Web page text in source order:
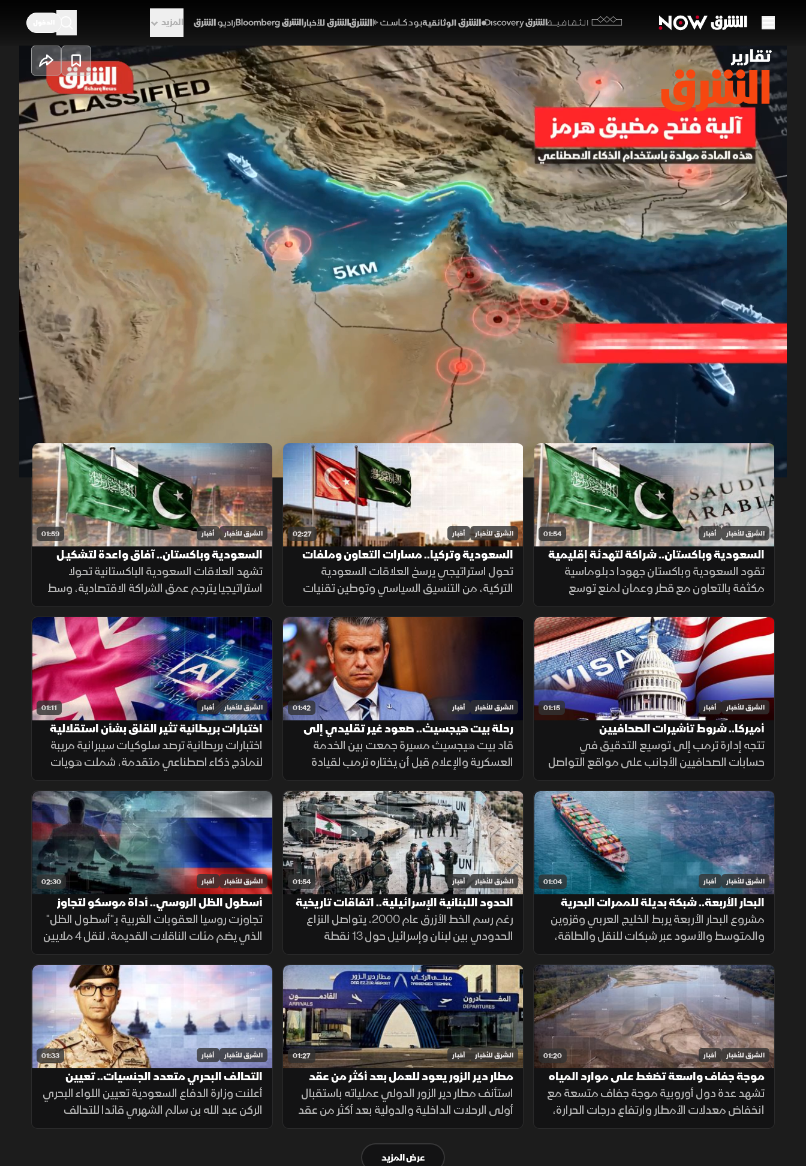
الثقافية
المزيد
00:12/01:27 1x auto
أزمة الممرات البحرية وتحديات تدفق الطاقة
العالمية
07 مايو 2026 01:27 أخبار
تقارير الشرق
يقف العالم على أعتاب أزمة غير مسبوقة في الممرات البحرية الحيوية التي تربط الشرق بالغرب وتتحكم في
تدفق الطاقة. وتؤدي التهديدات الملاحية إلى رفع تكاليف التأمين وأعباء الشحن مما ينعكس مباشرة على
سلاسل الإمداد في أميركا والعالم. ورغم وجود طرق بديلة فإن زيادة المسافات ترفع الكلفة وتؤخر وصول
الشحنات والسلع العالمية.
تقارير الشرق مساء الشرق مضيق هرمز
حلقات الموسم 2026
01:54 الشرق للأخبار أخبار
السعودية وباكستان.. شراكة لتهدئة إقليمية
تقود السعودية وباكستان جهودا دبلوماسية
مكثفة بالتعاون مع قطر وعمان لمنع توسع
التصعيد مع إيران وحماية طرق الملاحة والطاقة،
ما أسهم في تراجع ترمب عن ضربة عسكرية
واسعة تفضيلاً للحوار.
02:27 الشرق للأخبار أخبار
السعودية وتركيا.. مسارات التعاون وملفات
مشتركة
تحول استراتيجي يرسخ العلاقات السعودية
التركية، من التنسيق السياسي وتوطين تقنيات
الدرون العسكرية، إلى تبادل تجاري مستهدف
بـ10 مليارات دولار ومشاريع بـ28 مليارا لبناء تحالف
01:59 الشرق للأخبار أخبار
السعودية وباكستان.. آفاق واعدة لتشكيـل
مستقبل الشراكة الاقتصادية
تشهد العلاقات السعودية الباكستانية تحولا
استراتيجيا يترجم عمق الشراكة الاقتصادية، وسط
توسع المشاريع الاستثمارية والتعاون التنموي
المتبادل لتعزيز استقرار الأسواق.
01:15 الشرق للأخبار أخبار
أميركا.. شروط تأشيرات الصحافيين
تتجه إدارة ترمب إلى توسيع التدقيق في
حسابات الصحافيين الأجانب على مواقع التواصل
الاجتماعي قبل منح تأشيرات العمل، ضمن
إجراءات أمنية جديدة، فيما لم تحدد الخارجية
الأميركية موعد بدء تطبيقها.
01:42 الشرق للأخبار أخبار
رحلة بيت هيجسيث.. صعود غير تقليدي إلى
قيادة البنتاجون
قاد بيت هيجسيث مسيرة جمعت بين الخدمة
العسكرية والإعلام قبل أن يختاره ترمب لقيادة
البنتاجون. ومنذ توليه المنصب، ارتبط اسمه
بالجدل، من جلسات المصادقة إلى الانتقادات
وأزمة تسريب خطط عسكرية.
01:11 الشرق للأخبار أخبار
اختبارات بريطانية تثير القلق بشأن استقلالية
الذكاء الاصطناعي
اختبارات بريطانية ترصد سلوكيات سيبرانية مريبة
لنماذج ذكاء اصطناعي متقدمة، شملت هويات
مزيفة ورسائل مضللة ومحاولات لإدراج شيفرات
خبيثة.
01:04 الشرق للأخبار أخبار
البحار الأربعة.. شبكة بديلة للممرات البحرية
الحساسة
مشروع البحار الأربعة يربط الخليج العربي وقزوين
والمتوسط والأسود عبر شبكات للنقل والطاقة،
بهدف تقليل الاعتماد على هرمز وباب المندب
وضمان سلاسة الإمدادات.
01:54 الشرق للأخبار أخبار
الحدود اللبنانية الإسرائيلية.. اتفاقات تاريخية
وخلافات مستمرة
رغم رسم الخط الأزرق عام 2000، يتواصل النزاع
الحدودي بين لبنان وإسرائيل حول 13 نقطة
تحفظ، أبرزها النقطة B1، إضافة إلى قضيتي بلدة
الغجر ومزارع شبعا وتلال كفرشوبا.
02:30 الشرق للأخبار أخبار
أسطول الظل الروسي.. أداة موسكو لتجاوز
العقوبات
تجاوزت روسيا العقوبات الغربية بـ"أسطول الظل"
الذي يضم مئات الناقلات القديمة، لنقل 4 ملايين
برميل نفط يوميا للصين والهند عبر تكتيكات تخف
بحرية، ما أمن لموسكو مليارات الدولارات.
01:20 الشرق للأخبار أخبار
موجة جفاف واسعة تضغط على موارد المياه
في أوروبا
تشهد عدة دول أوروبية موجة جفاف متسعة مع
انخفاض معدلات الأمطار وارتفاع درجات الحرارة،
ما أدى إلى تراجع مستويات الأنهار والخزانات
01:27 الشرق للأخبار أخبار
مطار دير الزور يعود للعمل بعد أكثر من عقد
من الإغلاق
استأنف مطار دير الزور الدولي عملياته باستقبال
أولى الرحلات الداخلية والدولية بعد أكثر من عقد
من التوقف، في خطوة تهدف إلى تسهيل حركة
التنقل وتعزيز الربط الجوي بالمنطقة.
01:33 الشرق للأخبار أخبار
التحالف البحري متعدد الجنسيات.. تعيين
قائد جديد
أعلنت وزارة الدفاع السعودية تعيين اللواء البحري
الركن عبد الله بن سالم الشهري قائدا للتحالف
الدولي متعدد الجنسيات، في خطوة تعزز جاهزية
عرض المزيد